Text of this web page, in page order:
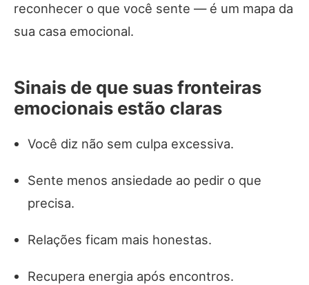
reconhecer o que você sente — é um mapa da
sua casa emocional.
Sinais de que suas fronteiras
emocionais estão claras
Você diz não sem culpa excessiva.
Sente menos ansiedade ao pedir o que
precisa.
Relações ficam mais honestas.
Recupera energia após encontros.